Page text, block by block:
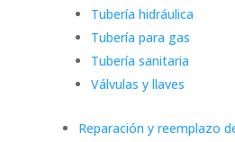
Tubería hidráulica
Tubería para gas
Tubería sanitaria
Válvulas y llaves
Reparación y reemplazo